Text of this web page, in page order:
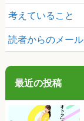
考えていること
読者からのメール
最近の投稿